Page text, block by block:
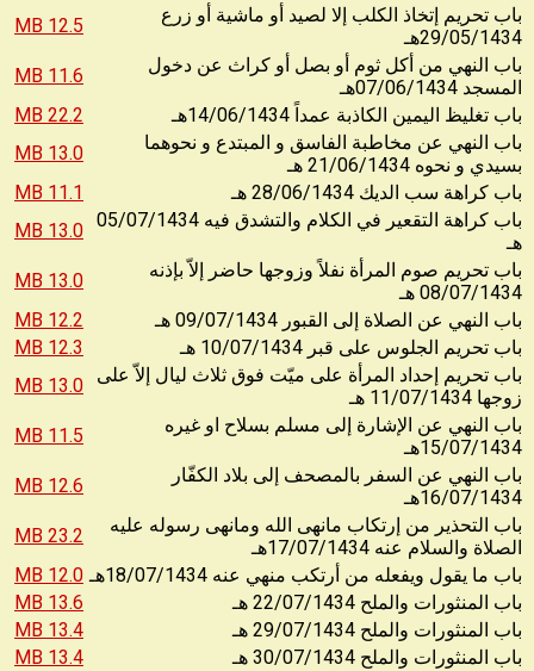
باب تحريم إتخاذ الكلب إلا لصيد أو ماشية أو زرع
29/05/1434هـ
12.5 MB
باب النهي من أكل ثوم أو بصل أو كراث عن دخول
المسجد 07/06/1434هـ
11.6 MB
باب تغليظ اليمين الكاذبة عمداً 14/06/1434هـ 22.2 MB
باب النهي عن مخاطبة الفاسق و المبتدع و نحوهما
بسيدي و نحوه 21/06/1434 هـ
13.0 MB
باب كراهة سب الديك 28/06/1434 هـ 11.1 MB
باب كراهة التقعير في الكلام والتشدق فيه 05/07/1434
هـ
13.0 MB
باب تحريم صوم المرأة نفلاً وزوجها حاضر إلاّ بإذنه
08/07/1434 هـ
13.0 MB
باب النهي عن الصلاة إلى القبور 09/07/1434 هـ 12.2 MB
باب تحريم الجلوس على قبر 10/07/1434 هـ 12.3 MB
باب تحريم إحداد المرأة على ميّت فوق ثلاث ليال إلاّ على
زوجها 11/07/1434 هـ
13.0 MB
باب النهي عن الإشارة إلى مسلم بسلاح او غيره
15/07/1434هـ
11.5 MB
باب النهي عن السفر بالمصحف إلى بلاد الكفّار
16/07/1434هـ
12.6 MB
باب التحذير من إرتكاب مانهى الله ومانهى رسوله عليه
الصلاة والسلام عنه 17/07/1434هـ
23.2 MB
باب ما يقول ويفعله من أرتكب منهي عنه 18/07/1434هـ 12.0 MB
باب المنثورات والملح 22/07/1434 هـ 13.6 MB
باب المنثورات والملح 29/07/1434 هـ 13.4 MB
باب المنثورات والملح 30/07/1434 هـ 13.4 MB